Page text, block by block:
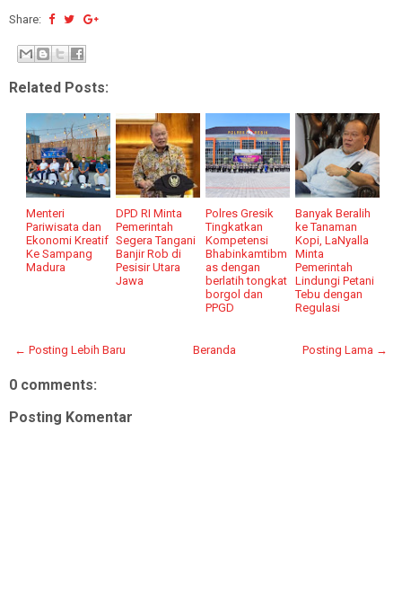
Share:
Related Posts:
Menteri
Pariwisata dan
Ekonomi Kreatif
Ke Sampang
Madura
DPD RI Minta
Pemerintah
Segera Tangani
Banjir Rob di
Pesisir Utara
Jawa
Polres Gresik
Tingkatkan
Kompetensi
Bhabinkamtibm
as dengan
berlatih tongkat
borgol dan
PPGD
Banyak Beralih
ke Tanaman
Kopi, LaNyalla
Minta
Pemerintah
Lindungi Petani
Tebu dengan
Regulasi
← Posting Lebih Baru Posting Lama →
Beranda
0 comments:
Posting Komentar